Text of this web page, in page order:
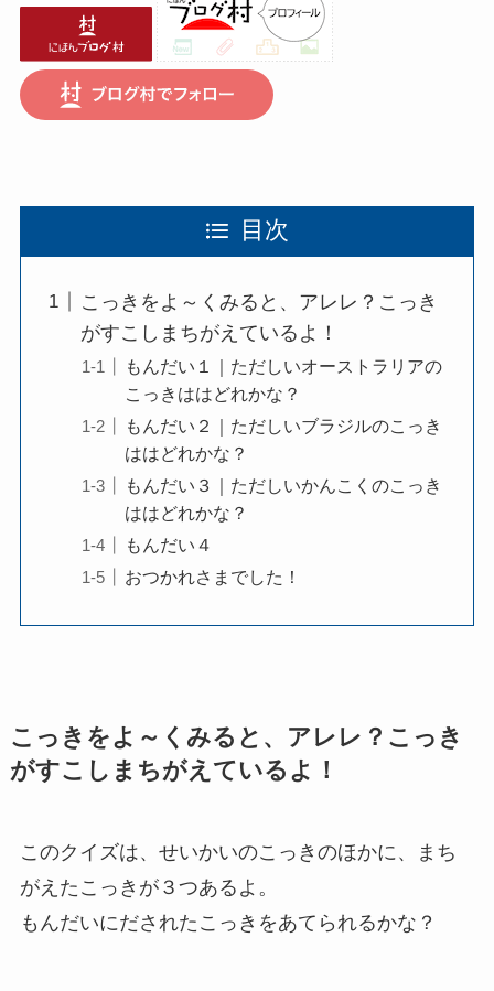
目次
こっきをよ～くみると、アレレ？こっき
がすこしまちがえているよ！
もんだい１｜ただしいオーストラリアの
こっきははどれかな？
もんだい２｜ただしいブラジルのこっき
ははどれかな？
もんだい３｜ただしいかんこくのこっき
ははどれかな？
もんだい４
おつかれさまでした！
こっきをよ～くみると、アレレ？こっき
がすこしまちがえているよ！
このクイズは、せいかいのこっきのほかに、まち
がえたこっきが３つあるよ。
もんだいにだされたこっきをあてられるかな？